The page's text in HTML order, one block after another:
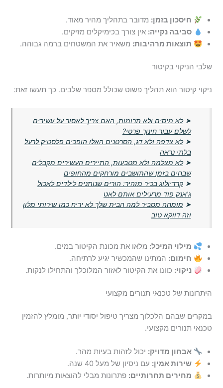
חיסכון בזמן: מדובר בתהליך מהיר מאוד.
סביבה נקייה: אין צורך בכימיקלים מזיקים.
תוצאות מרהיבות: משאיר את המשטחים ברמה גבוהה.
שלבי הניקוי בקיטור
ניקוי קיטור הוא תהליך פשוט שכולל מספר שלבים. כך תעשו זאת:
➤לא מיסים ולא תרומות, האם צריך לאסור על עשירים
לשלם עבור חינוך פרטי?
➤לא צדפה ולא דג, הסרטנים האלו הופכים פלסטיק לרעל
בלתי נראה
➤לא מצלמה ולא מטבעות, התיירים העשירים מקבלים
שבחים בזמן שהתושבים מורחקים מהחופים
➤קרדיולוג בכיר מזהיר: הורים שנותנים לילדים לאכול
ג'אנק פוד מרעילים אותם לאט
➤ מומחה מסביר למה הבית שלך לא יריח כמו שירותי מלון
וזה דווקא טוב
מילוי המיכל: מלאו את מכונת הקיטור במים.
חימום: המתינו שהמכשיר יגיע לרתיחה.
ניקוי: כוונו את הקיטור לאזור המלוכלך והתחילו לנקות.
היתרונות של טכנאי תנורים מקצועי
במקרים שבהם הלכלוך מצריך טיפול יסודי יותר, מומלץ להזמין
טכנאי תנורים מקצועי.
אבחון מדויק: יכול לזהות בעיות מהר.
שירות אמין: עם ניסיון של מעל 40 שנה.
מחירים תחרותיים: פתרונות מבלי להוצאות מיותרות.